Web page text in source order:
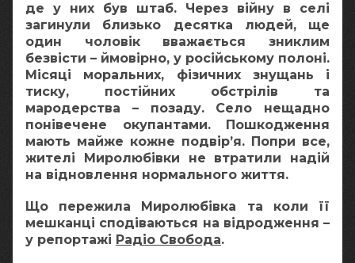
де у них був штаб. Через війну в селі
загинули близько десятка людей, ще
один чоловік вважається зниклим
безвісти – ймовірно, у російському полоні.
Місяці моральних, фізичних знущань і
тиску, постійних обстрілів та
мародерства – позаду. Село нещадно
понівечене окупантами. Пошкодження
мають майже кожне подвір’я. Попри все,
жителі Миролюбівки не втратили надій
на відновлення нормального життя.
Що пережила Миролюбівка та коли її
мешканці сподіваються на відродження –
у репортажі Радіо Свобода.